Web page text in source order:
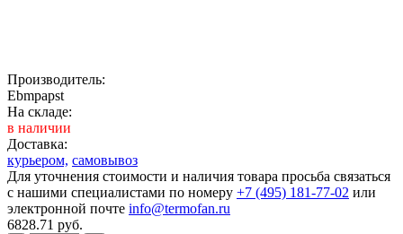
Производитель:
Ebmpapst
На складе:
в наличии
Доставка:
курьером, самовывоз
Для уточнения стоимости и наличия товара просьба связаться
с нашими специалистами по номеру +7 (495) 181-77-02 или
электронной почте info@termofan.ru
6828.71 руб.